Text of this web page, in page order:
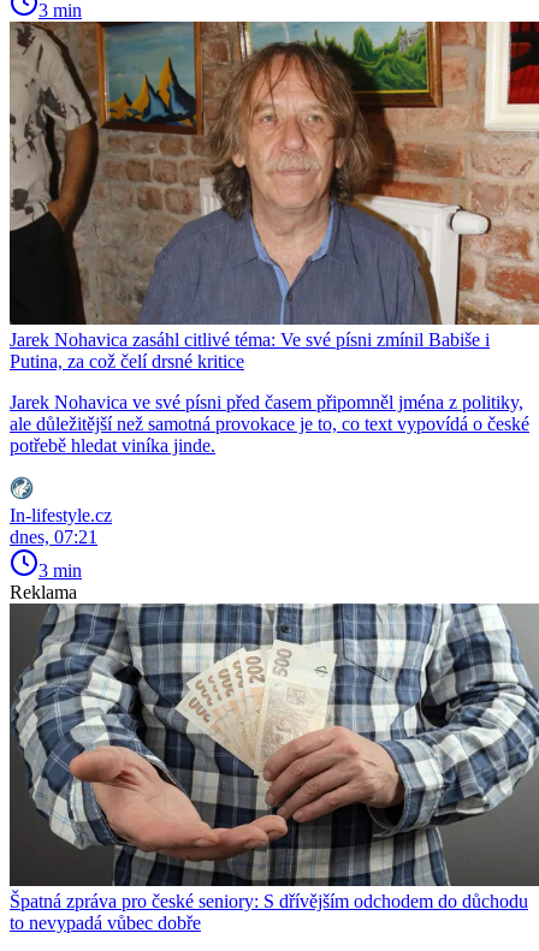
3 min
Jarek Nohavica zasáhl citlivé téma: Ve své písni zmínil Babiše i
Putina, za což čelí drsné kritice
Jarek Nohavica ve své písni před časem připomněl jména z politiky,
ale důležitější než samotná provokace je to, co text vypovídá o české
potřebě hledat viníka jinde.
In-lifestyle.cz
dnes, 07:21
3 min
Reklama
Špatná zpráva pro české seniory: S dřívějším odchodem do důchodu
to nevypadá vůbec dobře